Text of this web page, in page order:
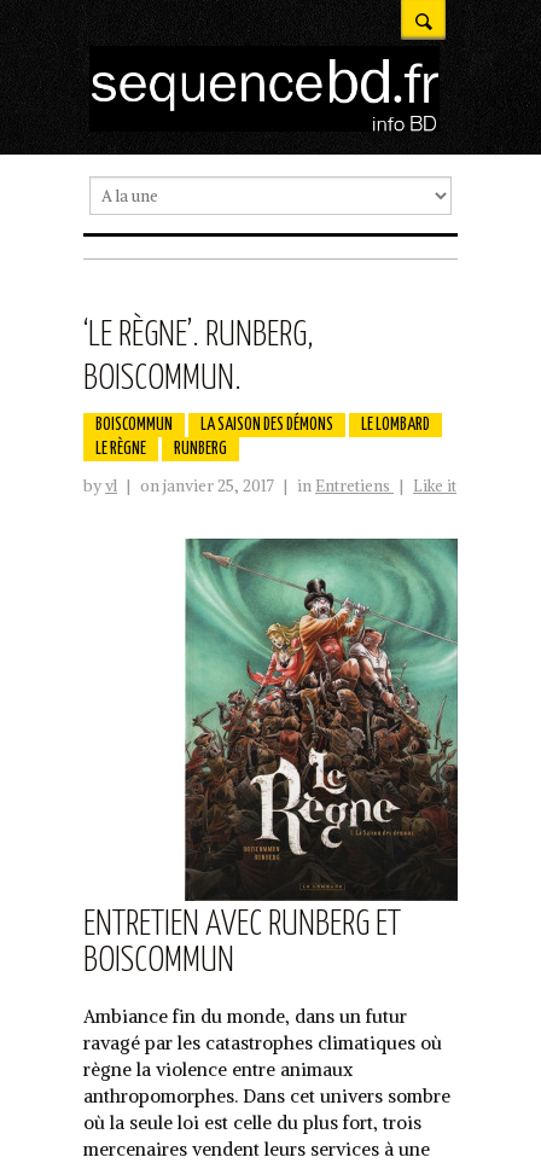
‘LE RÈGNE’. RUNBERG,
BOISCOMMUN.
BOISCOMMUN LA SAISON DES DÉMONS
LE LOMBARD
LE RÈGNE
RUNBERG
byvl | on janvier 25, 2017 | in Entretiens | Like it
ENTRETIEN AVEC RUNBERG ET
BOISCOMMUN
Ambiance fin du monde, dans un futur
ravagé par les catastrophes climatiques où
règne la violence entre animaux
anthropomorphes. Dans cet univers sombre
où la seule loi est celle du plus fort, trois
mercenaires vendent leurs services à une